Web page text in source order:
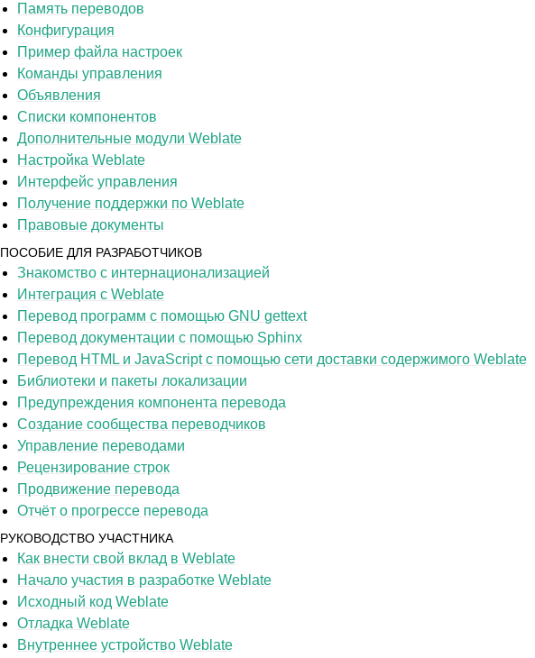
Память переводов
Конфигурация
Пример файла настроек
Команды управления
Объявления
Списки компонентов
Дополнительные модули Weblate
Настройка Weblate
Интерфейс управления
Получение поддержки по Weblate
Правовые документы
ПОСОБИЕ ДЛЯ РАЗРАБОТЧИКОВ
Знакомство с интернационализацией
Интеграция с Weblate
Перевод программ с помощью GNU gettext
Перевод документации с помощью Sphinx
Перевод HTML и JavaScript с помощью сети доставки содержимого Weblate
Библиотеки и пакеты локализации
Предупреждения компонента перевода
Создание сообщества переводчиков
Управление переводами
Рецензирование строк
Продвижение перевода
Отчёт о прогрессе перевода
РУКОВОДСТВО УЧАСТНИКА
Как внести свой вклад в Weblate
Начало участия в разработке Weblate
Исходный код Weblate
Отладка Weblate
Внутреннее устройство Weblate